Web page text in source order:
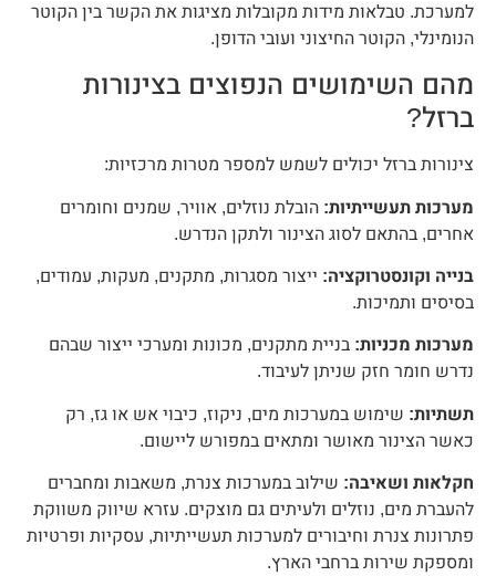
למערכת. טבלאות מידות מקובלות מציגות את הקשר בין הקוטר
הנומינלי, הקוטר החיצוני ועובי הדופן.
מהם השימושים הנפוצים בצינורות
ברזל?
צינורות ברזל יכולים לשמש למספר מטרות מרכזיות:
מערכות תעשייתיות: הובלת נוזלים, אוויר, שמנים וחומרים
אחרים, בהתאם לסוג הצינור ולתקן הנדרש.
בנייה וקונסטרוקציה: ייצור מסגרות, מתקנים, מעקות, עמודים,
בסיסים ותמיכות.
מערכות מכניות: בניית מתקנים, מכונות ומערכי ייצור שבהם
נדרש חומר חזק שניתן לעיבוד.
תשתיות: שימוש במערכות מים, ניקוז, כיבוי אש או גז, רק
כאשר הצינור מאושר ומתאים במפורש ליישום.
חקלאות ושאיבה: שילוב במערכות צנרת, משאבות ומחברים
להעברת מים, נוזלים ולעיתים גם מוצקים. עזרא שיווק משווקת
פתרונות צנרת וחיבורים למערכות תעשייתיות, עסקיות ופרטיות
ומספקת שירות ברחבי הארץ.